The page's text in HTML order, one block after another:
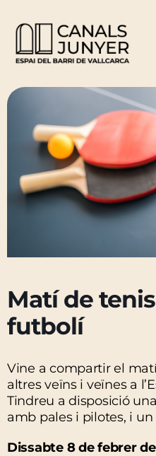
Canals
Matí de
futbolí
Vine a compartir el
altres veïns i veïnes a
Tindreu a disposició
amb pales i pilotes, i
Dissabte 8 de febrer de